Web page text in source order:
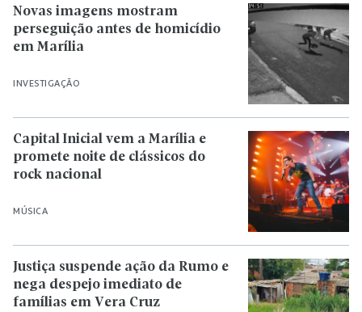
INVESTIGAÇÃO
Novas imagens mostram
perseguição antes de homicídio
em Marília
MÚSICA
Capital Inicial vem a Marília e
promete noite de clássicos do
rock nacional
Justiça suspende ação da Rumo e
nega despejo imediato de
famílias em Vera Cruz